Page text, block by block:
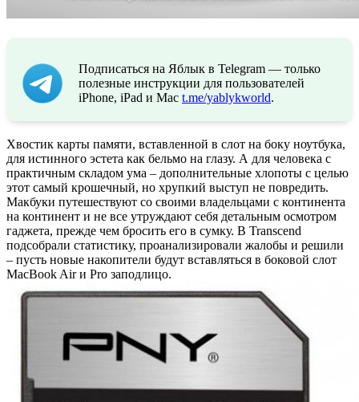
Подписаться на Яблык в Telegram — только
полезные инструкции для пользователей
iPhone, iPad и Mac t.me/yablykworld.
Хвостик карты памяти, вставленной в слот на боку ноутбука,
для истинного эстета как бельмо на глазу. А для человека с
практичным складом ума – дополнительные хлопоты с целью
этот самый крошечный, но хрупкий выступ не повредить.
Макбуки путешествуют со своими владельцами с континента
на континент и не все утруждают себя детальным осмотром
гаджета, прежде чем бросить его в сумку. В Transсend
подсобрали статистику, проанализировали жалобы и решили
– пусть новые накопители будут вставляться в боковой слот
MacBook Air и Pro заподлицо.